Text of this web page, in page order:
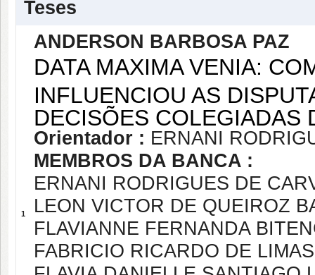
Teses
1
ANDERSON BARBOSA PAZ
DATA MAXIMA VENIA:
INFLUENCIOU AS
DECISÕES COLEGIADAS
Orientador : ERNANI
MEMBROS DA BANCA :
ERNANI RODRIGUES DE
LEON VICTOR DE QUEIROZ
FLAVIANNE FERNANDA
FABRICIO RICARDO DE